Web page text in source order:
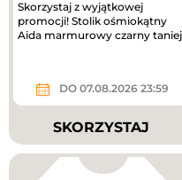
Skorzystaj z wyjątkowej
promocji! Stolik ośmiokątny
Aida marmurowy czarny
DO 07.08.2026 23:59
SKORZYSTAJ